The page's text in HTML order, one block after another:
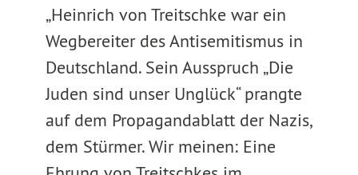
„Heinrich von Treitschke war ein
Wegbereiter des Antisemitismus in
Deutschland. Sein Ausspruch „Die
Juden sind unser Unglück“ prangte
auf dem Propagandablatt der Nazis,
dem Stürmer. Wir meinen: Eine